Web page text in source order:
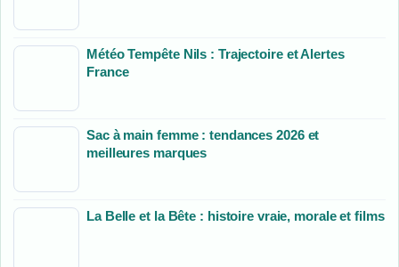
Météo Tempête Nils : Trajectoire et Alertes
France
Sac à main femme : tendances 2026 et
meilleures marques
La Belle et la Bête : histoire vraie, morale et films